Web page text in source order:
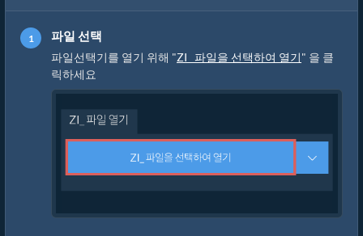
파일 선택
파일선택기를 열기 위해 "ZI_ 파일을 선택하여 열기" 을 클
릭하세요